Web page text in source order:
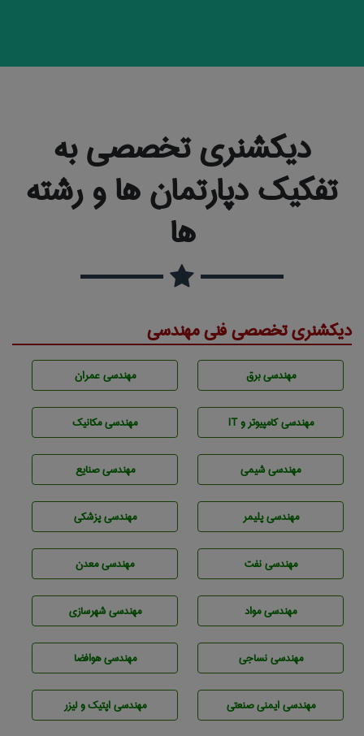
دیکشنری تخصصی به
تفکیک دپارتمان ها و رشته
ها
دیکشنری تخصصی فنی مهندسی
مهندسی برق مهندسی عمران
مهندسی كامپيوتر و IT مهندسی مکانیک
مهندسي شيمی مهندسی صنايع
مهندسی پليمر مهندسی پزشکی
مهندسی نفت مهندسی معدن
مهندسی مواد مهندسی شهرسازی
مهندسي نساجی مهندسی هوافضا
مهندسی ایمنی صنعتی مهندسی اپتیک و لیزر